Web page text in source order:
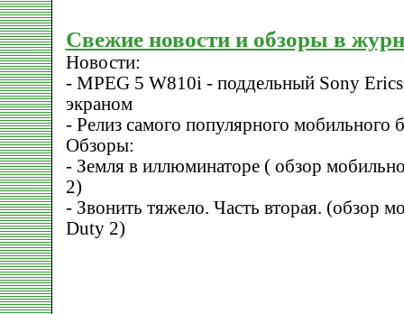
Свежие новости и обзоры в
Новости:
- MPEG 5 W810i - поддельный Sony
экраном
- Релиз самого популярного мобильного
Обзоры:
- Земля в иллюминаторе ( обзор
2)
- Звонить тяжело. Часть вторая. (обзор
Duty 2)